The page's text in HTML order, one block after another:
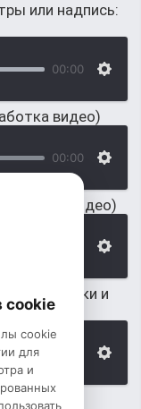
или надпись:
00:00
видео)
00:00
видео)
открытки и
cookie
cookie
для
и